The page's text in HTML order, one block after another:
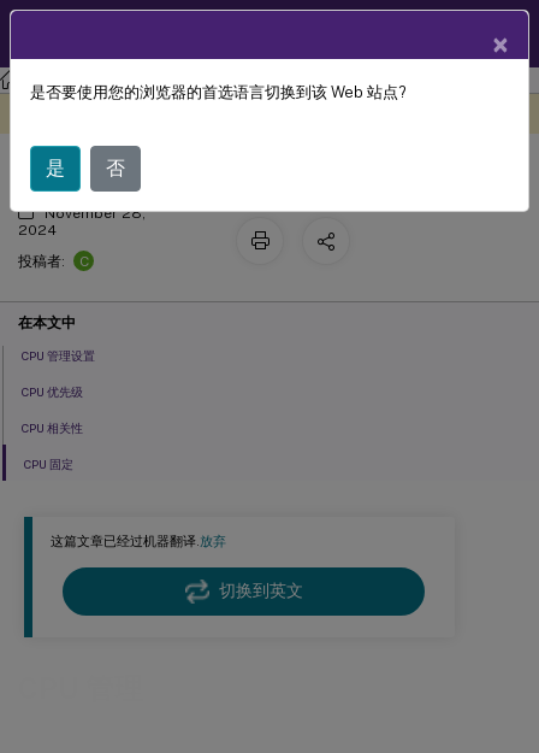
工作区环境管理 Workspace Environment Management 2203
这篇文章已经过机器翻译.放弃
切换到英文
CPU 管理
November 28,
2024
投稿者:
C
在本文中
CPU 管理设置
CPU 优先级
CPU 相关性
CPU 固定
×
是否要使用您的浏览器的首选语言切换到该 Web 站点?
是 否